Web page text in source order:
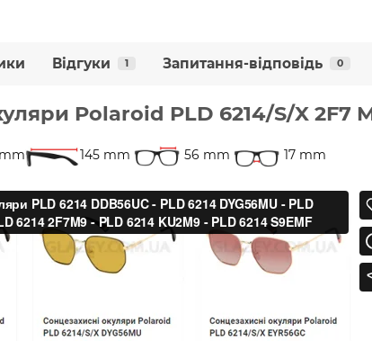
Відгуки 1 Запитання-відповідь 0
Polaroid PLD 6214/S/X 2F7
145 mm 56 mm 17 mm